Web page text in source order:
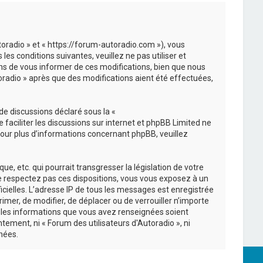
» et « https://forum-autoradio.com »), vous
conditions suivantes, veuillez ne pas utiliser et
de vous informer de ces modifications, bien que nous
» après que des modifications aient été effectuées,
discussions déclaré sous la «
faciliter les discussions sur internet et phpBB Limited ne
plus d’informations concernant phpBB, veuillez
etc. qui pourrait transgresser la législation de votre
pas ces dispositions, vous vous exposez à un
L’adresse IP de tous les messages est enregistrée
de modifier, de déplacer ou de verrouiller n’importe
informations que vous avez renseignées soient
ni « Forum des utilisateurs d'Autoradio », ni